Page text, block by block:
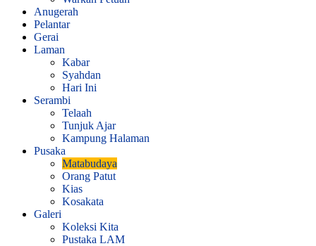
Anugerah
Pelantar
Gerai
Laman
Kabar
Syahdan
Hari Ini
Serambi
Telaah
Tunjuk Ajar
Kampung Halaman
Pusaka
Matabudaya
Orang Patut
Kias
Kosakata
Galeri
Koleksi Kita
Pustaka LAM